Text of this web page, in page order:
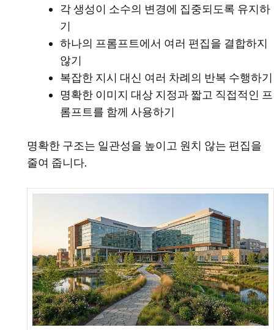
각 생성이 소수의 변경에 집중되도록 유지하
기
하나의 프롬프트에서 여러 편집을 결합하지
않기
복잡한 지시 대신 여러 차례의 반복 수행하기
명확한 이미지 대상 지정과 짧고 직접적인 프
롬프트를 함께 사용하기
명확한 구조는 일관성을 높이고 원치 않는 편집을
줄여 줍니다.